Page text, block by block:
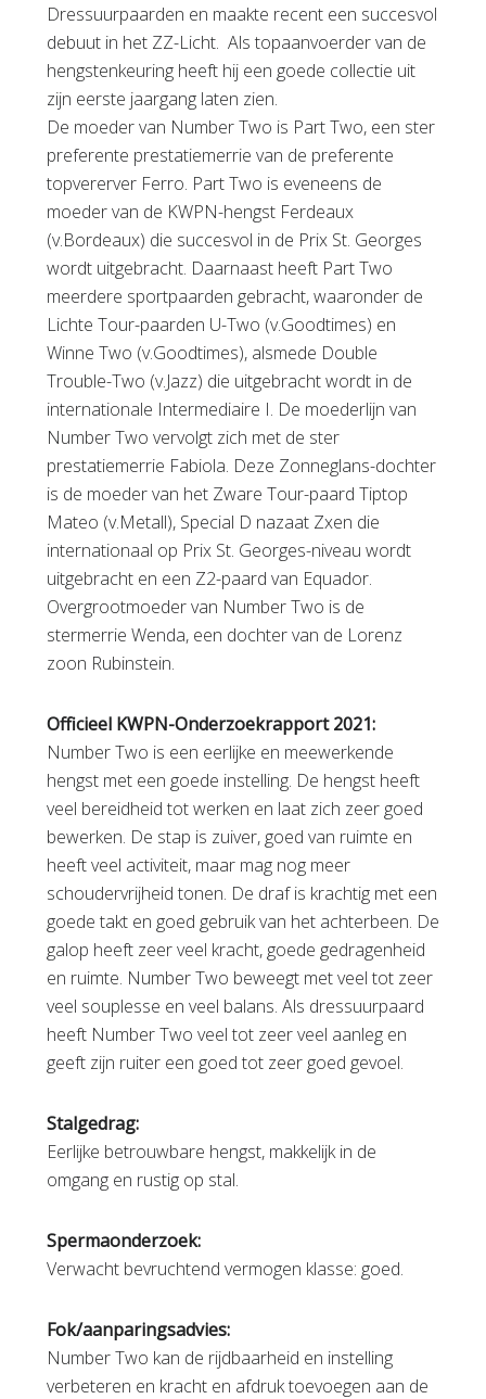
Dressuurpaarden en maakte recent een succesvol
debuut in het ZZ-Licht. Als topaanvoerder van de
hengstenkeuring heeft hij een goede collectie uit
zijn eerste jaargang laten zien.
De moeder van Number Two is Part Two, een ster
preferente prestatiemerrie van de preferente
topvererver Ferro. Part Two is eveneens de
moeder van de KWPN-hengst Ferdeaux
(v.Bordeaux) die succesvol in de Prix St. Georges
wordt uitgebracht. Daarnaast heeft Part Two
meerdere sportpaarden gebracht, waaronder de
Lichte Tour-paarden U-Two (v.Goodtimes) en
Winne Two (v.Goodtimes), alsmede Double
Trouble-Two (v.Jazz) die uitgebracht wordt in de
internationale Intermediaire I. De moederlijn van
Number Two vervolgt zich met de ster
prestatiemerrie Fabiola. Deze Zonneglans-dochter
is de moeder van het Zware Tour-paard Tiptop
Mateo (v.Metall), Special D nazaat Zxen die
internationaal op Prix St. Georges-niveau wordt
uitgebracht en een Z2-paard van Equador.
Overgrootmoeder van Number Two is de
stermerrie Wenda, een dochter van de Lorenz
zoon Rubinstein.
Officieel KWPN-Onderzoekrapport 2021:
Number Two is een eerlijke en meewerkende
hengst met een goede instelling. De hengst heeft
veel bereidheid tot werken en laat zich zeer goed
bewerken. De stap is zuiver, goed van ruimte en
heeft veel activiteit, maar mag nog meer
schoudervrijheid tonen. De draf is krachtig met een
goede takt en goed gebruik van het achterbeen. De
galop heeft zeer veel kracht, goede gedragenheid
en ruimte. Number Two beweegt met veel tot zeer
veel souplesse en veel balans. Als dressuurpaard
heeft Number Two veel tot zeer veel aanleg en
geeft zijn ruiter een goed tot zeer goed gevoel.
Stalgedrag:
Eerlijke betrouwbare hengst, makkelijk in de
omgang en rustig op stal.
Spermaonderzoek:
Verwacht bevruchtend vermogen klasse: goed.
Fok/aanparingsadvies:
Number Two kan de rijdbaarheid en instelling
verbeteren en kracht en afdruk toevoegen aan de